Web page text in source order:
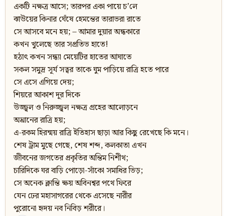
একটি নক্ষত্র আসে; তারপর একা পায়ে চ’লে
ঝাউয়ের কিনার ঘেঁষে হেমন্তের তারাভরা রাতে
সে আসবে মনে হয়; – আমার দুয়ার অন্ধকারে
কখন খুলেছে তার সপ্রতিভ হাতে!
হঠাৎ কখন সন্ধ্যা মেয়েটির হাতের আঘাতে
সকল সমুদ্র সূর্য সত্বর তাকে ঘুম পাড়িয়ে রাত্রি হতে পারে
সে এসে এগিয়ে দেয়;
শিয়রে আকাশ দূর দিকে
উজ্জ্বল ও নিরুজ্জ্বল নক্ষত্র গ্রহের আলোড়নে
অঘ্রানের রাত্রি হয়;
এ-রকম হিরন্ময় রাত্রি ইতিহাস ছাড়া আর কিছু রেখেছে কি মনে।
শেষ ট্রাম মুছে গেছে, শেষ শব্দ, কলকাতা এখন
জীবনের জগতের প্রকৃতির অন্তিম নিশীথ;
চারিদিকে ঘর বাড়ি পোড়ো-সাঁকো সমাধির ভিড়;
সে অনেক ক্লান্তি ক্ষয় অবিনশ্বর পথে ফিরে
যেন ঢের মহাসাগরের থেকে এসেছে নারীর
পুরোনো হৃদয় নব নিবিড় শরীরে।